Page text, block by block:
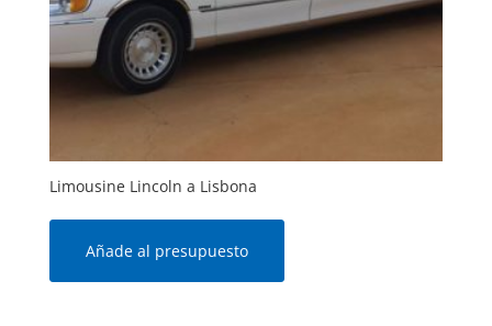
Limousine Lincoln a Lisbona
Añade al presupuesto